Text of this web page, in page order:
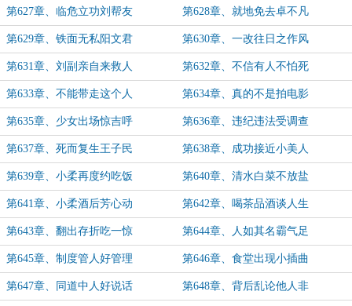
第627章、临危立功刘帮友 第628章、就地免去卓不凡
第629章、铁面无私阳文君 第630章、一改往日之作风
第631章、刘副亲自来救人 第632章、不信有人不怕死
第633章、不能带走这个人 第634章、真的不是拍电影
第635章、少女出场惊吉呼 第636章、违纪违法受调查
第637章、死而复生王子民 第638章、成功接近小美人
第639章、小柔再度约吃饭 第640章、清水白菜不放盐
第641章、小柔酒后芳心动 第642章、喝茶品酒谈人生
第643章、翻出存折吃一惊 第644章、人如其名霸气足
第645章、制度管人好管理 第646章、食堂出现小插曲
第647章、同道中人好说话 第648章、背后乱论他人非